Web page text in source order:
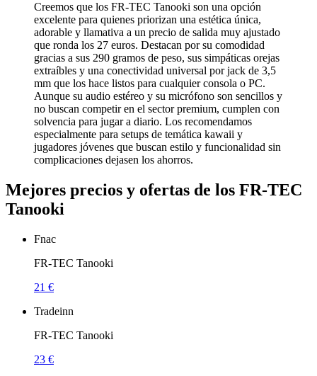
Creemos que los FR-TEC Tanooki son una opción
excelente para quienes priorizan una estética única,
adorable y llamativa a un precio de salida muy ajustado
que ronda los 27 euros. Destacan por su comodidad
gracias a sus 290 gramos de peso, sus simpáticas orejas
extraíbles y una conectividad universal por jack de 3,5
mm que los hace listos para cualquier consola o PC.
Aunque su audio estéreo y su micrófono son sencillos y
no buscan competir en el sector premium, cumplen con
solvencia para jugar a diario. Los recomendamos
especialmente para setups de temática kawaii y
jugadores jóvenes que buscan estilo y funcionalidad sin
complicaciones dejasen los ahorros.
Mejores precios y ofertas de los FR-TEC
Tanooki
Fnac
FR-TEC Tanooki
21 €
Tradeinn
FR-TEC Tanooki
23 €